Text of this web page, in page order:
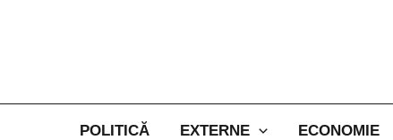
POLITICĂ EXTERNE ECONOMIE